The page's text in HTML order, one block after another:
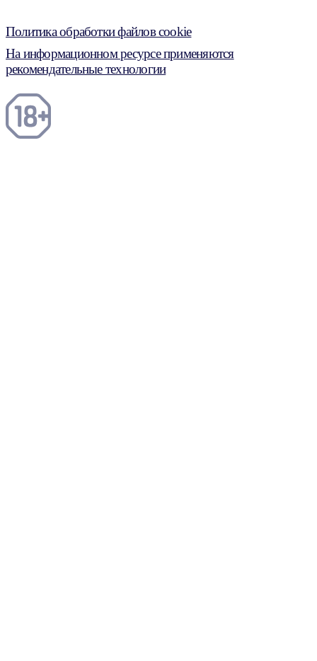
Политика обработки файлов cookie
На информационном ресурсе применяются
рекомендательные технологии